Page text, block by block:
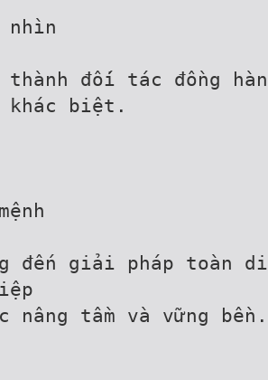
nhìn
thành đối tác đồng
biệt.
đến giải pháp toàn
nâng tầm và vững bền.